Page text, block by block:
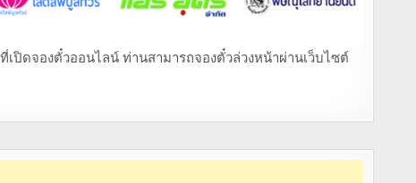
ปิดจองตั๋วออนไลน์ ท่านสามารถจองตั๋วล่วงหน้าผ่านเว็บไซต์